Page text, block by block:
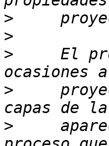
>
>
>
El
>
>